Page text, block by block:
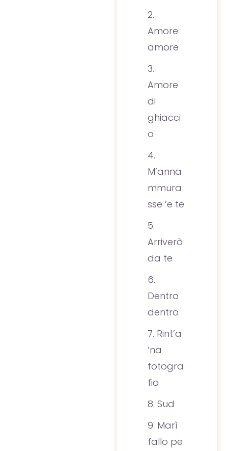
Amore
amore
Amore
di
ghiacci
o
M’anna
mmura
sse ‘e te
Arriverò
da te
Dentro
dentro
Rint’a
‘na
fotogra
fia
Sud
Marì
fallo pe